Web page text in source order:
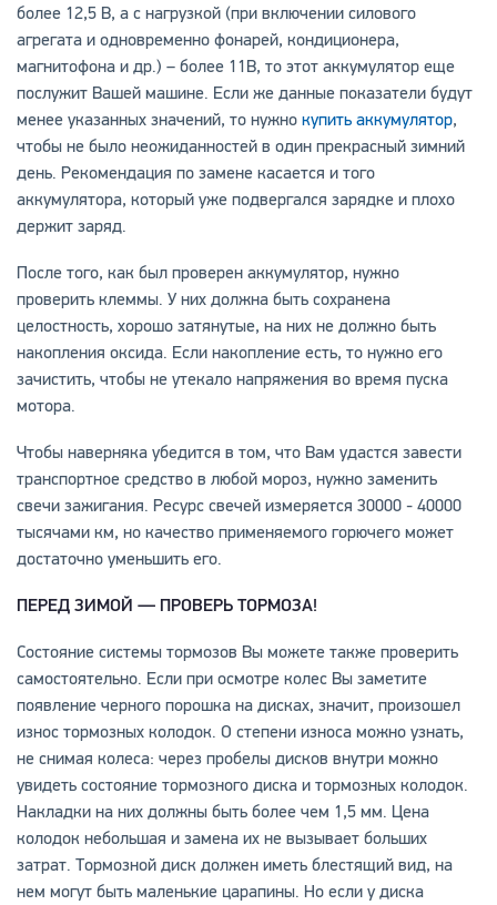
более 12,5 В, а с нагрузкой (при включении силового
агрегата и одновременно фонарей, кондиционера,
магнитофона и др.) – более 11В, то этот аккумулятор еще
послужит Вашей машине. Если же данные показатели будут
менее указанных значений, то нужно купить аккумулятор,
чтобы не было неожиданностей в один прекрасный зимний
день. Рекомендация по замене касается и того
аккумулятора, который уже подвергался зарядке и плохо
держит заряд.
После того, как был проверен аккумулятор, нужно
проверить клеммы. У них должна быть сохранена
целостность, хорошо затянутые, на них не должно быть
накопления оксида. Если накопление есть, то нужно его
зачистить, чтобы не утекало напряжения во время пуска
мотора.
Чтобы наверняка убедится в том, что Вам удастся завести
транспортное средство в любой мороз, нужно заменить
свечи зажигания. Ресурс свечей измеряется 30000 - 40000
тысячами км, но качество применяемого горючего может
достаточно уменьшить его.
ПЕРЕД ЗИМОЙ — ПРОВЕРЬ ТОРМОЗА!
Состояние системы тормозов Вы можете также проверить
самостоятельно. Если при осмотре колес Вы заметите
появление черного порошка на дисках, значит, произошел
износ тормозных колодок. О степени износа можно узнать,
не снимая колеса: через пробелы дисков внутри можно
увидеть состояние тормозного диска и тормозных колодок.
Накладки на них должны быть более чем 1,5 мм. Цена
колодок небольшая и замена их не вызывает больших
затрат. Тормозной диск должен иметь блестящий вид, на
нем могут быть маленькие царапины. Но если у диска